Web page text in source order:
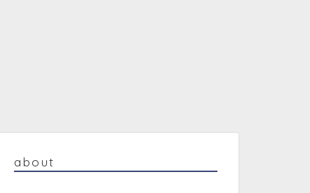
about